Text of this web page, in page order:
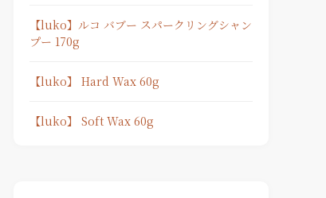
【luko】ルコ バブー スパークリングシャン
プー 170g
【luko】 Hard Wax 60g
【luko】 Soft Wax 60g